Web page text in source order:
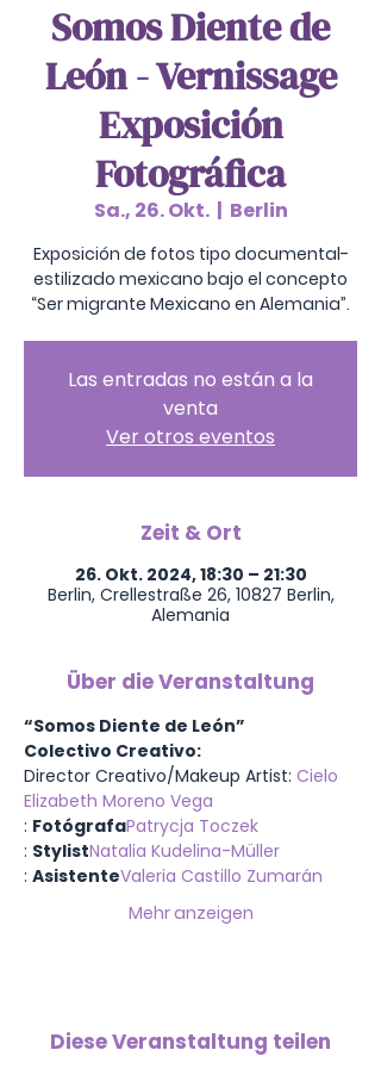
Somos Diente de
León - Vernissage
Exposición
Fotográfica
Sa., 26. Okt.
  |
Berlin
Exposición de fotos tipo documental-
estilizado mexicano bajo el concepto
“Ser migrante Mexicano en Alemania”.
Las entradas no están a la
venta
Ver otros eventos
Zeit & Ort
26. Okt. 2024, 18:30 – 21:30
Berlin, Crellestraße 26, 10827 Berlin,
Alemania
Über die Veranstaltung
“Somos Diente de León”
Colectivo Creativo:
Director Creativo/Makeup Artist: Cielo
Elizabeth Moreno Vega
: FotógrafaPatrycja Toczek
: StylistNatalia Kudelina-Müller
: AsistenteValeria Castillo Zumarán
Mehr anzeigen
Diese Veranstaltung teilen